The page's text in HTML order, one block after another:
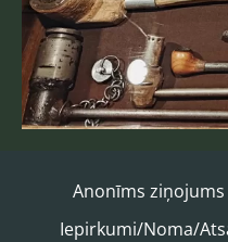
Anonīms ziņojums
Iepirkumi/Noma/